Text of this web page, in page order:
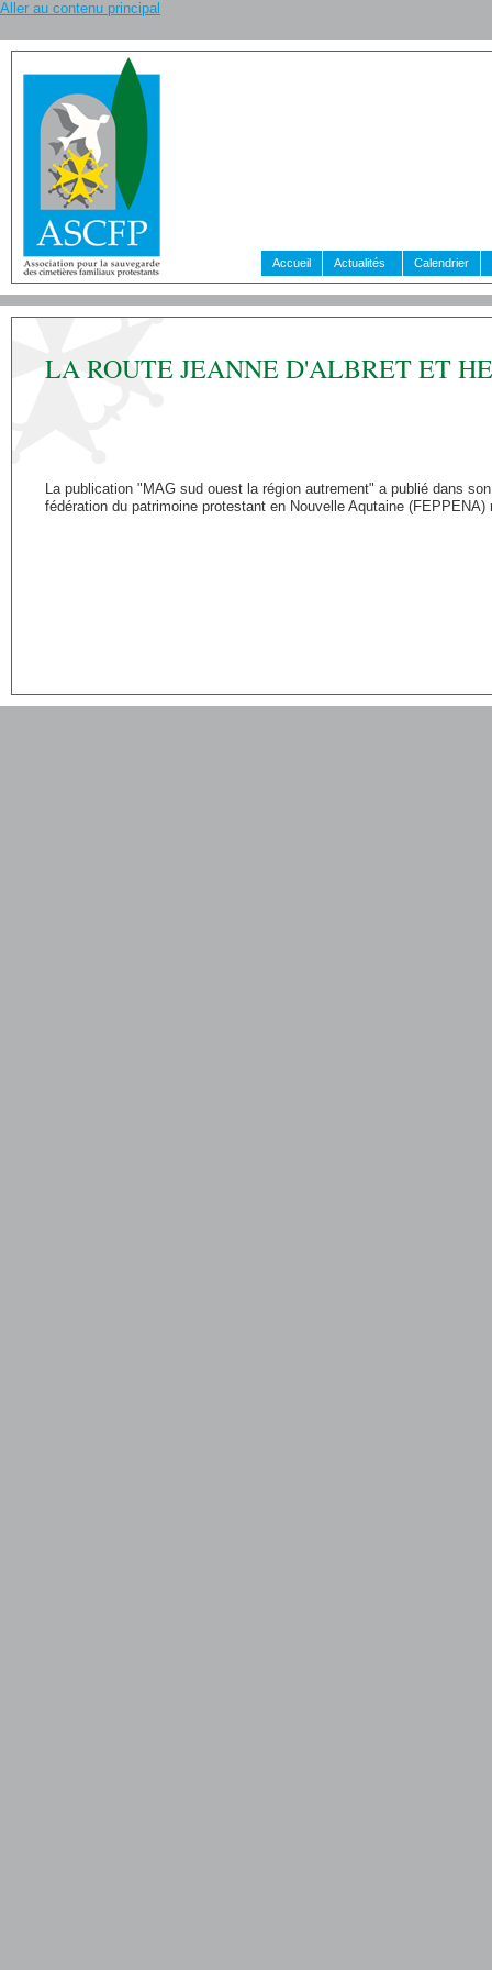
Aller au contenu principal
Accueil Actualités Calendrier
LA ROUTE JEANNE D'ALBRET ET
La publication "MAG sud ouest la région autrement" a publié dans
fédération du patrimoine protestant en Nouvelle Aqutaine